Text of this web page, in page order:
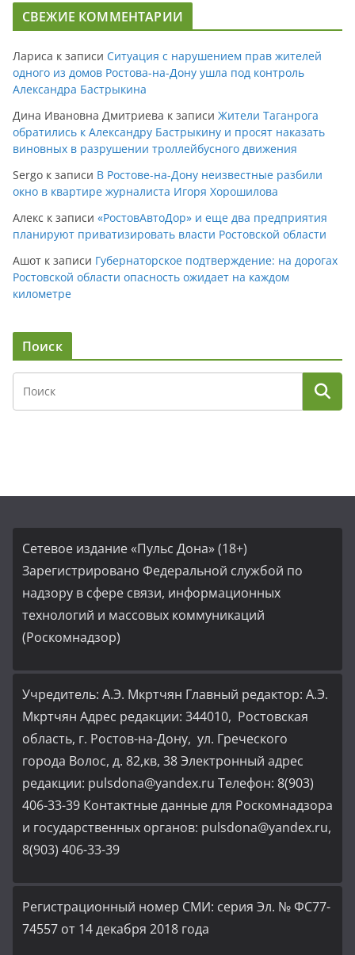
СВЕЖИЕ КОММЕНТАРИИ
Лариса к записи Ситуация с нарушением прав жителей
одного из домов Ростова-на-Дону ушла под контроль
Александра Бастрыкина
Дина Ивановна Дмитриева к записи Жители Таганрога
обратились к Александру Бастрыкину и просят наказать
виновных в разрушении троллейбусного движения
Sergo к записи В Ростове-на-Дону неизвестные разбили
окно в квартире журналиста Игоря Хорошилова
Алекс к записи «РостовАвтоДор» и еще два предприятия
планируют приватизировать власти Ростовской области
Ашот к записи Губернаторское подтверждение: на дорогах
Ростовской области опасность ожидает на каждом
километре
Поиск
Сетевое издание «Пульс Дона» (18+)
Зарегистрировано Федеральной службой по
надзору в сфере связи, информационных
технологий и массовых коммуникаций
(Роскомнадзор)
Учредитель: А.Э. Мкртчян Главный редактор: А.Э.
Мкртчян Адрес редакции: 344010, Ростовская
область, г. Ростов-на-Дону, ул. Греческого
города Волос, д. 82,кв, 38 Электронный адрес
редакции: pulsdona@yandex.ru Телефон: 8(903)
406-33-39 Контактные данные для Роскомнадзора
и государственных органов: pulsdona@yandex.ru,
8(903) 406-33-39
Регистрационный номер СМИ: серия Эл. № ФС77-
74557 от 14 декабря 2018 года